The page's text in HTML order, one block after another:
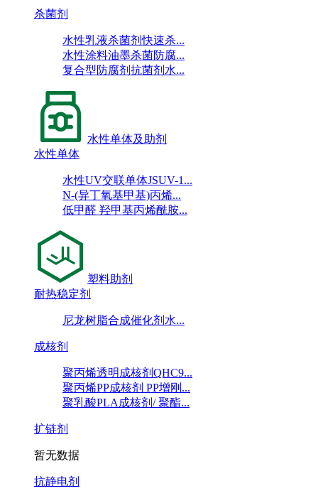
杀菌剂
水性乳液杀菌剂快速杀...
水性涂料油墨杀菌防腐...
复合型防腐剂抗菌剂水...
水性单体及助剂
水性单体
水性UV交联单体JSUV-1...
N-(异丁氧基甲基)丙烯...
低甲醛 羟甲基丙烯酰胺...
塑料助剂
耐热稳定剂
尼龙树脂合成催化剂水...
成核剂
聚丙烯透明成核剂QHC9...
聚丙烯PP成核剂 PP增刚...
聚乳酸PLA成核剂/ 聚酯...
扩链剂
暂无数据
抗静电剂